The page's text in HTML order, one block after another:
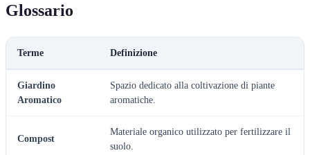
Glossario
Terme Definizione
Giardino
Aromatico
Spazio dedicato alla coltivazione di piante
aromatiche.
Compost
Materiale organico utilizzato per fertilizzare il
suolo.